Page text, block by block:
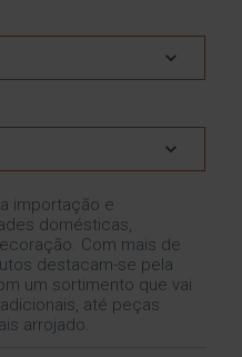
importação e
domésticas,
Com mais de
destacam-se pela
um sortimento que vai
até peças
arrojado.